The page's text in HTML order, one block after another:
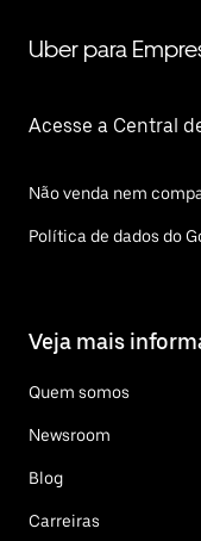
Uber para
Acesse a Central
Não venda nem
Política de dados do
Veja mais
Quem somos
Newsroom
Blog
Carreiras